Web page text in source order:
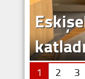
1 2 3